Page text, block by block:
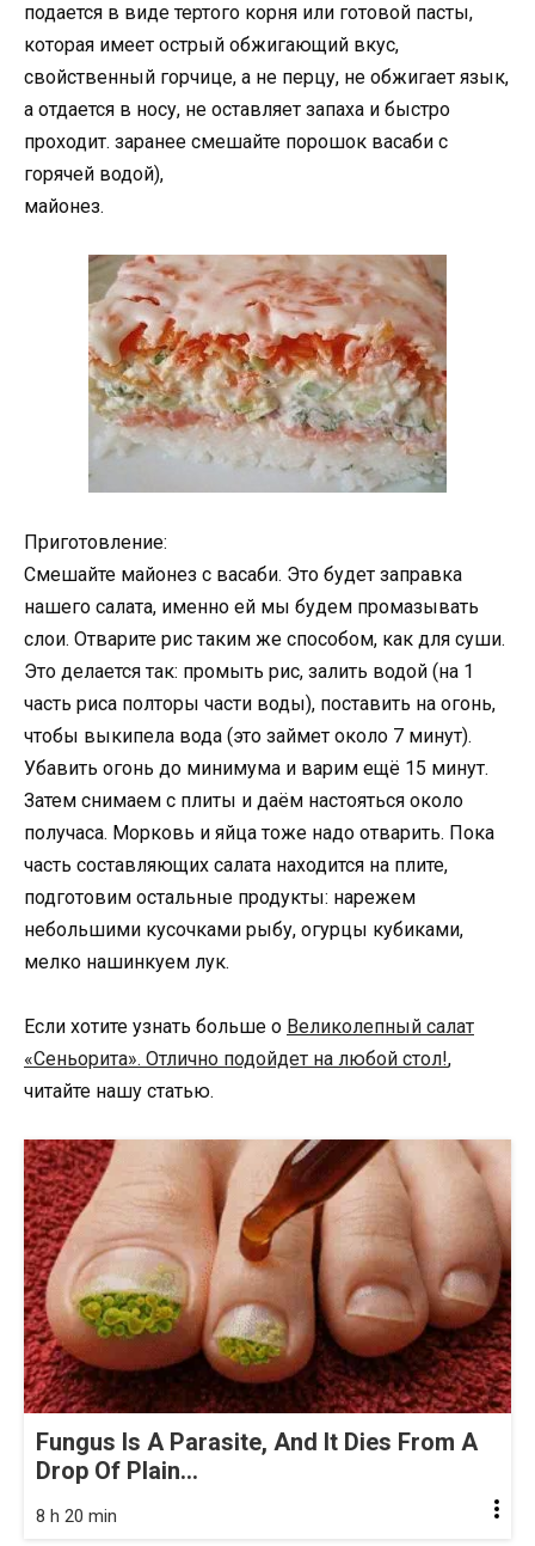
подается в виде тертого корня или готовой пасты,
которая имеет острый обжигающий вкус,
свойственный горчице, а не перцу, не обжигает язык,
а отдается в носу, не оставляет запаха и быстро
проходит. заранее смешайте порошок васаби с
горячей водой),
майонез.
Приготовление:
Смешайте майонез с васаби. Это будет заправка
нашего салата, именно ей мы будем промазывать
слои. Отварите рис таким же способом, как для суши.
Это делается так: промыть рис, залить водой (на 1
часть риса полторы части воды), поставить на огонь,
чтобы выкипела вода (это займет около 7 минут).
Убавить огонь до минимума и варим ещё 15 минут.
Затем снимаем с плиты и даём настояться около
получаса. Морковь и яйца тоже надо отварить. Пока
часть составляющих салата находится на плите,
подготовим остальные продукты: нарежем
небольшими кусочками рыбу, огурцы кубиками,
мелко нашинкуем лук.
Если хотите узнать больше о Великолепный cалат
«Сеньорита». Отлично подойдет на любой стол!,
читайте нашу статью.
Fungus Is A Parasite, And It Dies From A
Drop Of Plain...
8 h 20 min